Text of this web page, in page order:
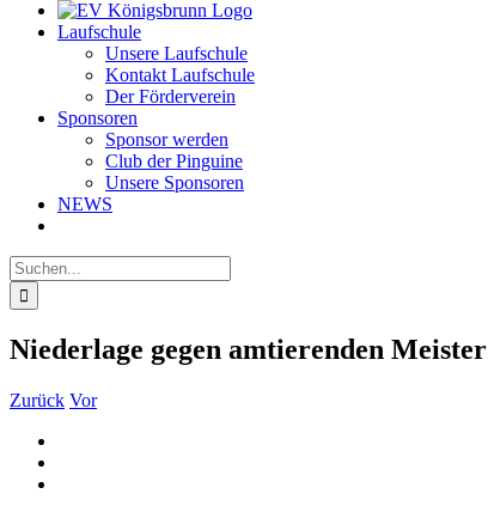
Laufschule
Unsere Laufschule
Kontakt Laufschule
Der Förderverein
Sponsoren
Sponsor werden
Club der Pinguine
Unsere Sponsoren
NEWS
Suche
nach:
Niederlage gegen amtierenden Meister
Zurück Vor